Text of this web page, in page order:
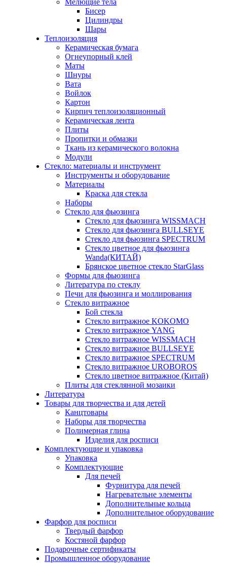
Мелющие тела
Бисер
Цилиндры
Шары
Теплоизоляция
Керамическая бумага
Огнеупорный клей
Маты
Шнуры
Вата
Войлок
Картон
Кирпич теплоизоляционный
Керамическая лента
Плиты
Пропитки и обмазки
Ткань из керамического волокна
Модули
Стекло: материалы и инструмент
Инструменты и оборудование
Материалы
Краска для стекла
Наборы
Стекло для фьюзинга
Стекло для фьюзинга WISSMACH
Стекло для фьюзинга BULLSEYE
Стекло для фьюзинга SPECTRUM
Стекло цветное для фьюзинга
Wanda(КИТАЙ)
Брянское цветное стекло StarGlass
Формы для фьюзинга
Литература по стеклу
Печи для фьюзинга и моллирования
Стекло витражное
Бой стекла
Стекло витражное KOKOMO
Стекло витражное YANG
Стекло витражное WISSMACH
Стекло витражное BULLSEYE
Стекло витражное SPECTRUM
Стекло витражное UROBOROS
Стекло цветное витражное (Китай)
Плиты для стеклянной мозаики
Литература
Товары для творчества и для детей
Канцтовары
Наборы для творчества
Полимерная глина
Изделия для росписи
Комплектующие и упаковка
Упаковка
Комплектующие
Для печей
Фурнитура для печей
Нагревательне элементы
Дополнительные кольца
Дополнительное оборудование
Фарфор для росписи
Твердый фарфор
Костяной фарфор
Подарочные сертификаты
Промышленное оборудование